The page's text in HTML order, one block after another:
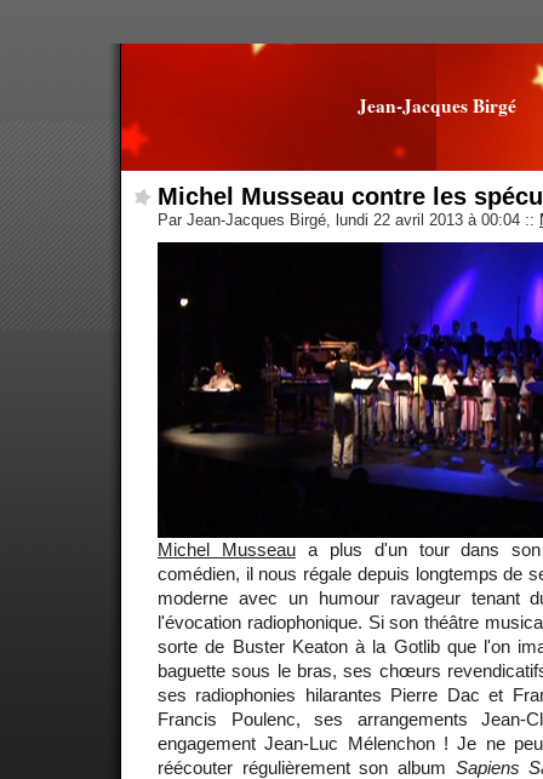
Jean-Jacques Birgé
Michel Musseau contre les
Par Jean-Jacques Birgé, lundi 22 avril 2013 à 00:04 ::
Michel Musseaua plus d'un tour dans son
comédien, il nous régale depuis longtemps de
moderne avec un humour ravageur tenant
l'évocation radiophonique. Si son théâtre
sorte de Buster Keaton à la Gotlib que l'on
baguette sous le bras, ses chœurs
ses radiophonies hilarantes Pierre Dac et
Francis Poulenc, ses arrangements Jean-
engagement Jean-Luc Mélenchon ! Je ne
réécouter régulièrement son album Sapiens